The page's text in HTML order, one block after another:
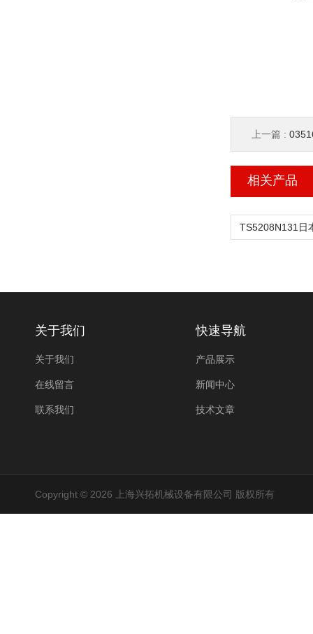
上一篇 :
相关产品
关于我们
关于我们
在线留言
联系我们
快速导航
产品展示
新闻中心
技术文章
Copyright © 2026 上海兴拓机械设备有限公司 版权所有